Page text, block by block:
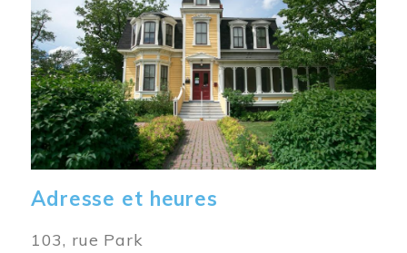
Adresse et heures
103, rue Park